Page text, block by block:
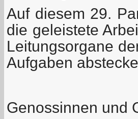
Auf diesem 29.
die geleistete
Leitungsorgane
Aufgaben
Genossinnen und